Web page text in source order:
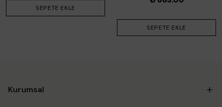
SEPETE EKLE
SEPETE EKLE
Kurumsal